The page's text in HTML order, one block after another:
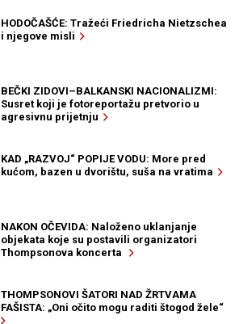
HODOČAŠĆE: Tražeći Friedricha Nietzschea
i njegove misli
BEČKI ZIDOVI–BALKANSKI NACIONALIZMI:
Susret koji je fotoreportažu pretvorio u
agresivnu prijetnju
KAD „RAZVOJ“ POPIJE VODU: More pred
kućom, bazen u dvorištu, suša na vratima
NAKON OČEVIDA: Naloženo uklanjanje
objekata koje su postavili organizatori
Thompsonova koncerta
THOMPSONOVI ŠATORI NAD ŽRTVAMA
FAŠISTA: „Oni očito mogu raditi štogod žele“